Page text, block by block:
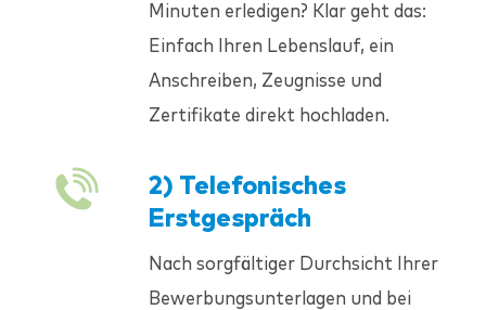
Minuten erledigen? Klar geht das:
Einfach Ihren Lebenslauf, ein
Anschreiben, Zeugnisse und
Zertifikate direkt hochladen.
2) Telefonisches
Erstgespräch
Nach sorgfältiger Durchsicht Ihrer
Bewerbungsunterlagen und bei